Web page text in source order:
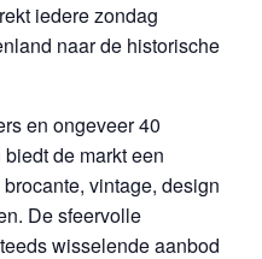
iedere zondag
naar de historische
en ongeveer 40
de markt een
vintage, design
De sfeervolle
wisselende aanbod